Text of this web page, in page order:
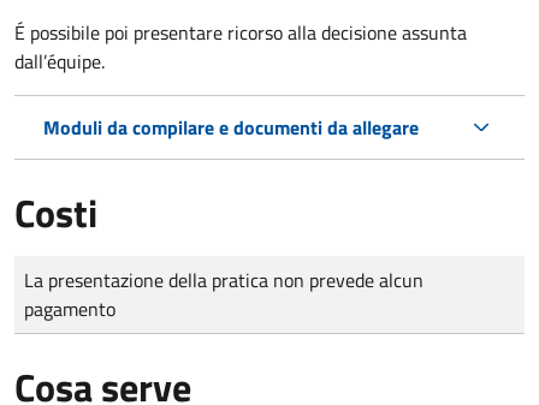
É possibile poi presentare ricorso alla decisione assunta
dall’équipe.
Moduli da compilare e documenti da allegare
Costi
Tipo di pagamento
Importo
La presentazione della pratica non prevede alcun
pagamento
Cosa serve